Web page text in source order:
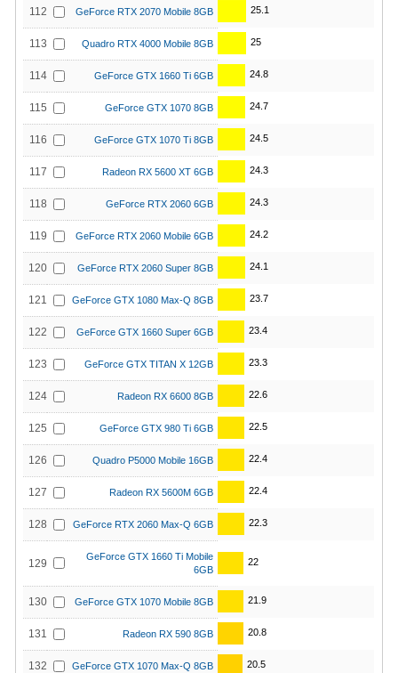
112 GeForce RTX 2070 Mobile 8GB 25.1
113 Quadro RTX 4000 Mobile 8GB 25
114 GeForce GTX 1660 Ti 6GB 24.8
115 GeForce GTX 1070 8GB 24.7
116 GeForce GTX 1070 Ti 8GB 24.5
117 Radeon RX 5600 XT 6GB 24.3
118 GeForce RTX 2060 6GB 24.3
119 GeForce RTX 2060 Mobile 6GB 24.2
120 GeForce RTX 2060 Super 8GB 24.1
121 GeForce GTX 1080 Max-Q 8GB 23.7
122 GeForce GTX 1660 Super 6GB 23.4
123 GeForce GTX TITAN X 12GB 23.3
124 Radeon RX 6600 8GB 22.6
125 GeForce GTX 980 Ti 6GB 22.5
126 Quadro P5000 Mobile 16GB 22.4
127 Radeon RX 5600M 6GB 22.4
128 GeForce RTX 2060 Max-Q 6GB 22.3
129
GeForce GTX 1660 Ti Mobile
6GB
22
130 GeForce GTX 1070 Mobile 8GB 21.9
131 Radeon RX 590 8GB 20.8
132 GeForce GTX 1070 Max-Q 8GB 20.5